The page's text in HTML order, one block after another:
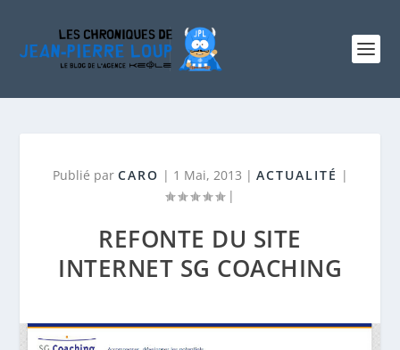
Publié par CARO | 1 Mai, 2013 | ACTUALITÉ |
|
REFONTE DU SITE
INTERNET SG COACHING